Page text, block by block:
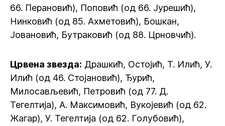
66. Перановић), Поповић (од 66. Јурешић),
Нинковић (од 85. Ахметовић), Бошкан,
Јовановић, Бутраковић (од 88. Црновчић).
Црвена звезда: Драшкић, Остојић, Т. Илић, У.
Илић (од 46. Стојановић), Ђурић,
Милосављевић, Петровић (од 77. Д.
Тегелтија), А. Максимовић, Вукојевић (од 62.
Жагар), У. Тегелтија (од 62. Голубовић),